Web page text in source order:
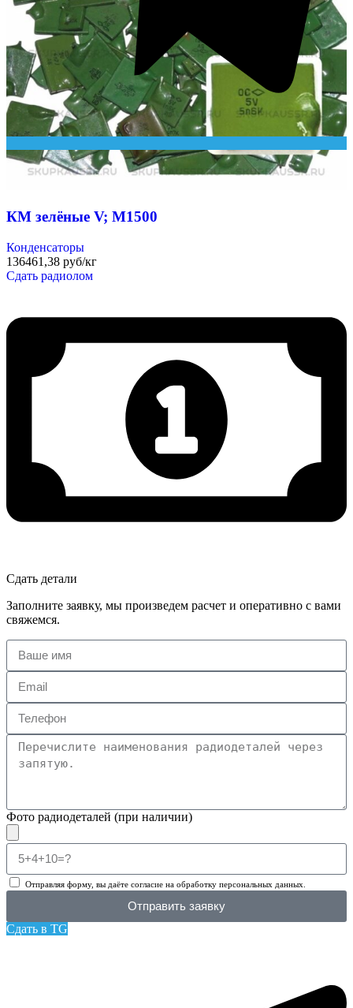
КМ зелёные V; М1500
Конденсаторы
136461,38 руб/кг
Сдать радиолом
Сдать детали
Заполните заявку, мы произведем расчет и оперативно с вами
свяжемся.
Фото радиодеталей (при наличии)
Отправляя форму, вы даёте согласие на обработку персональных данных.
Отправить заявку
Сдать в TG